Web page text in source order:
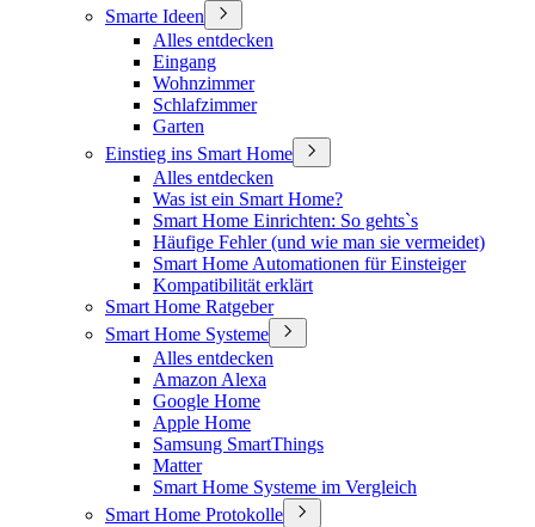
Smarte Ideen
Alles entdecken
Eingang
Wohnzimmer
Schlafzimmer
Garten
Einstieg ins Smart Home
Alles entdecken
Was ist ein Smart Home?
Smart Home Einrichten: So gehts`s
Häufige Fehler (und wie man sie vermeidet)
Smart Home Automationen für Einsteiger
Kompatibilität erklärt
Smart Home Ratgeber
Smart Home Systeme
Alles entdecken
Amazon Alexa
Google Home
Apple Home
Samsung SmartThings
Matter
Smart Home Systeme im Vergleich
Smart Home Protokolle